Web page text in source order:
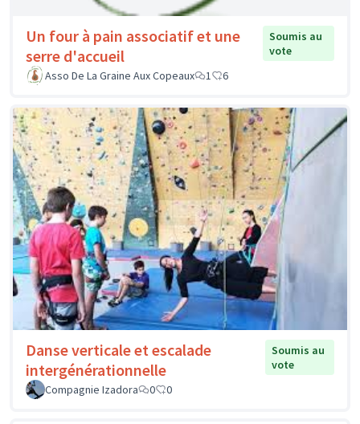
Un four à pain associatif et une
serre d'accueil
Soumis au
vote
Asso De La Graine Aux Copeaux
1 6
Danse verticale et escalade
intergénérationnelle
Soumis au
vote
Compagnie Izadora
0 0